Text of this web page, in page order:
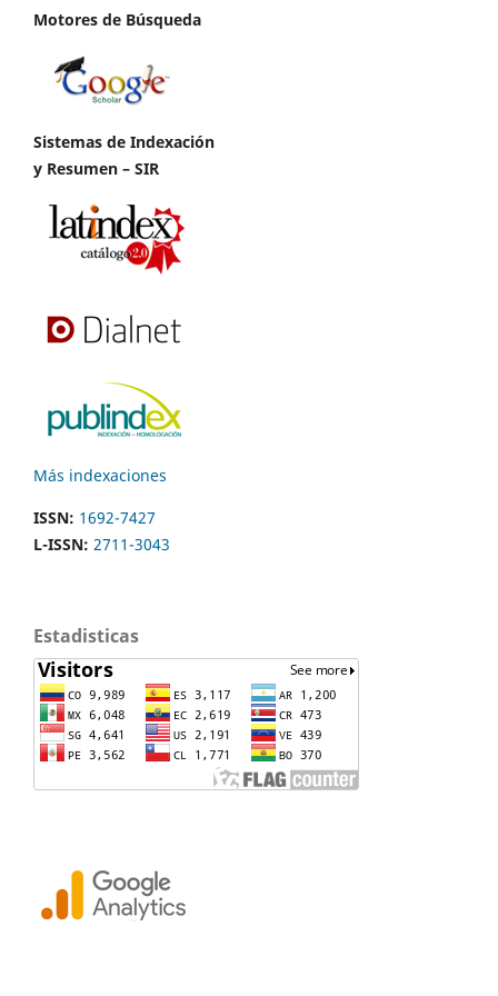
Motores de Búsqueda
Sistemas de Indexación
y Resumen – SIR
Más indexaciones
ISSN: 1692-7427
L-ISSN: 2711-3043
Estadisticas